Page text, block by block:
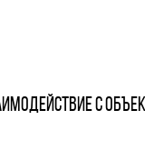
с